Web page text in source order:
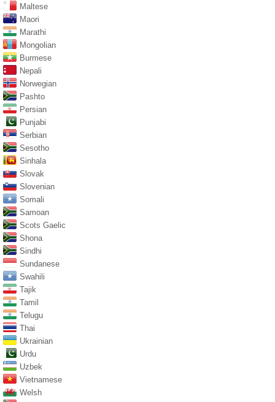
Maltese
Maori
Marathi
Mongolian
Burmese
Nepali
Norwegian
Pashto
Persian
Punjabi
Serbian
Sesotho
Sinhala
Slovak
Slovenian
Somali
Samoan
Scots Gaelic
Shona
Sindhi
Sundanese
Swahili
Tajik
Tamil
Telugu
Thai
Ukrainian
Urdu
Uzbek
Vietnamese
Welsh